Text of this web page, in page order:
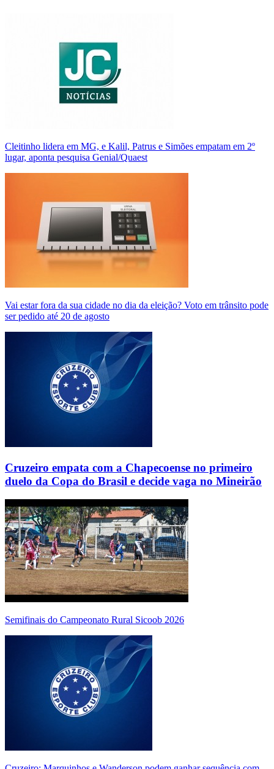
Cleitinho lidera em MG, e Kalil, Patrus e Simões empatam em 2º
lugar, aponta pesquisa Genial/Quaest
Vai estar fora da sua cidade no dia da eleição? Voto em trânsito pode
ser pedido até 20 de agosto
Cruzeiro empata com a Chapecoense no primeiro
duelo da Copa do Brasil e decide vaga no Mineirão
Semifinais do Campeonato Rural Sicoob 2026